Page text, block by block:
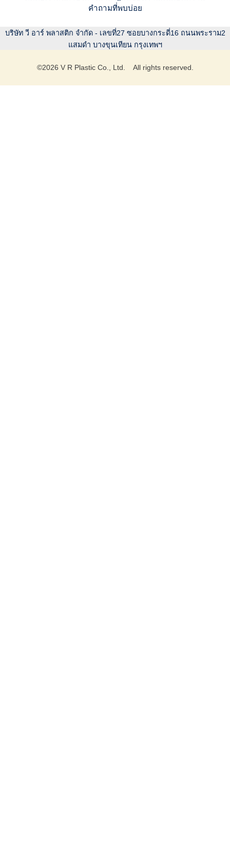
คำถามที่พบบ่อย
บริษัท วี อาร์ พลาสติก จำกัด - เลขที่27 ซอยบางกระดี่16 ถนนพระราม2
แสมดำ บางขุนเทียน กรุงเทพฯ
©2026 V R Plastic Co., Ltd. All rights reserved.